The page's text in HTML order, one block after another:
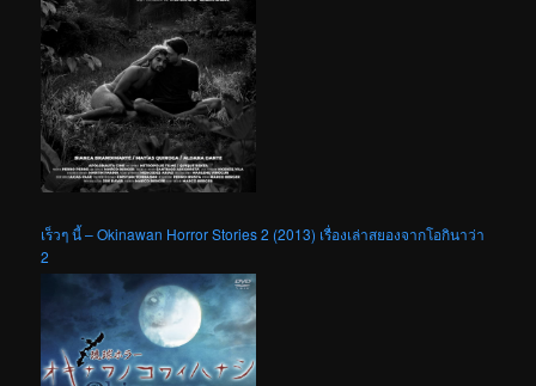
เร็วๆ นี้ – Okinawan Horror Stories 2 (2013) เรื่องเล่าสยองจากโอกินาว่า
2